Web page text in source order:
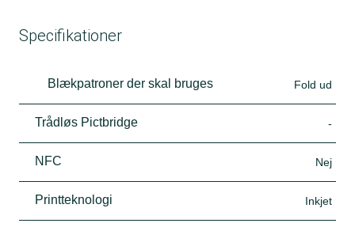
Specifikationer
Blækpatroner der skal bruges Fold ud
Trådløs Pictbridge -
NFC Nej
Printteknologi Inkjet